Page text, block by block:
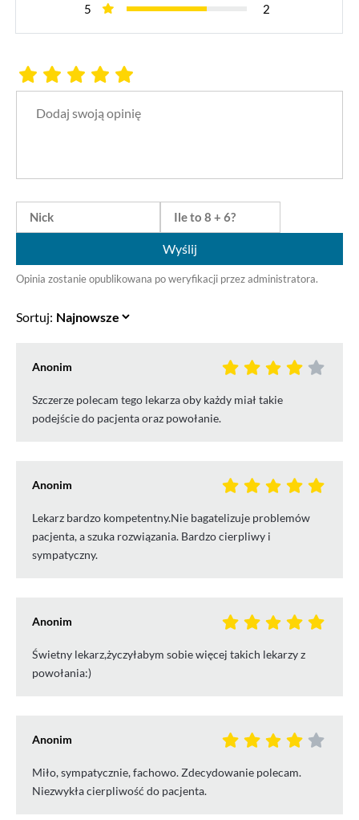
5
2
Wyślij
Opinia zostanie opublikowana po weryfikacji przez administratora.
Sortuj:
Anonim
Szczerze polecam tego lekarza oby każdy miał takie
podejście do pacjenta oraz powołanie.
Anonim
Lekarz bardzo kompetentny.Nie bagatelizuje problemów
pacjenta, a szuka rozwiązania. Bardzo cierpliwy i
sympatyczny.
Anonim
Świetny lekarz,życzyłabym sobie więcej takich lekarzy z
powołania:)
Anonim
Miło, sympatycznie, fachowo. Zdecydowanie polecam.
Niezwykła cierpliwość do pacjenta.